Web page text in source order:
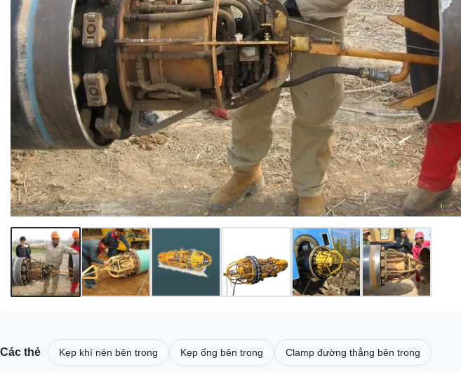
Các thẻ Kẹp khí nén bên trong Kẹp ống bên trong Clamp đường thẳng bên trong